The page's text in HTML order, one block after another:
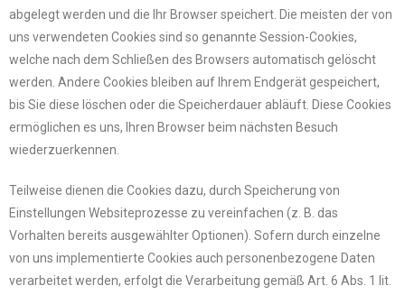
abgelegt werden und die Ihr Browser speichert. Die meisten der von
uns verwendeten Cookies sind so genannte Session-Cookies,
welche nach dem Schließen des Browsers automatisch gelöscht
werden. Andere Cookies bleiben auf Ihrem Endgerät gespeichert,
bis Sie diese löschen oder die Speicherdauer abläuft. Diese Cookies
ermöglichen es uns, Ihren Browser beim nächsten Besuch
wiederzuerkennen.
Teilweise dienen die Cookies dazu, durch Speicherung von
Einstellungen Websiteprozesse zu vereinfachen (z. B. das
Vorhalten bereits ausgewählter Optionen). Sofern durch einzelne
von uns implementierte Cookies auch personenbezogene Daten
verarbeitet werden, erfolgt die Verarbeitung gemäß Art. 6 Abs. 1 lit.